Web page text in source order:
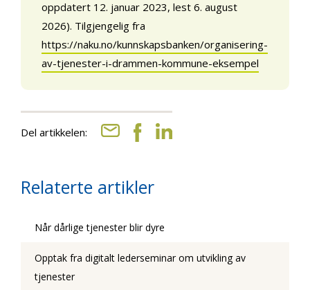
oppdatert 12. januar 2023, lest 6. august
2026). Tilgjengelig fra
https://naku.no/kunnskapsbanken/organisering-
av-tjenester-i-drammen-kommune-eksempel
Del artikkelen:
Relaterte artikler
Når dårlige tjenester blir dyre
Opptak fra digitalt lederseminar om utvikling av
tjenester